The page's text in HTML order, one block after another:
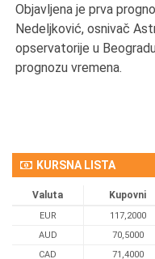
Objavljena je prva
Nedeljković, osnivač
opservatorije u
prognozu vremena.
KURSNA LISTA
Valuta Kupovni
EUR 117,2000
AUD
70,5000
CAD
71,4000